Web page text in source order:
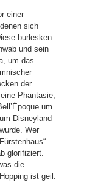
einer
sich
burlesken
und sein
um das
der
Phantasie,
um
Disneyland
Wer
glorifiziert.
die
ist geil.